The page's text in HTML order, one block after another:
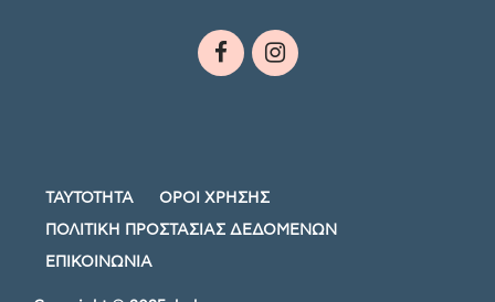
ΤΑΥΤΟΤΗΤΑ ΟΡΟΙ ΧΡΗΣΗΣ
ΠΟΛΙΤΙΚΗ ΠΡΟΣΤΑΣΙΑΣ ΔΕΔΟΜΕΝΩΝ
ΕΠΙΚΟΙΝΩΝΙΑ